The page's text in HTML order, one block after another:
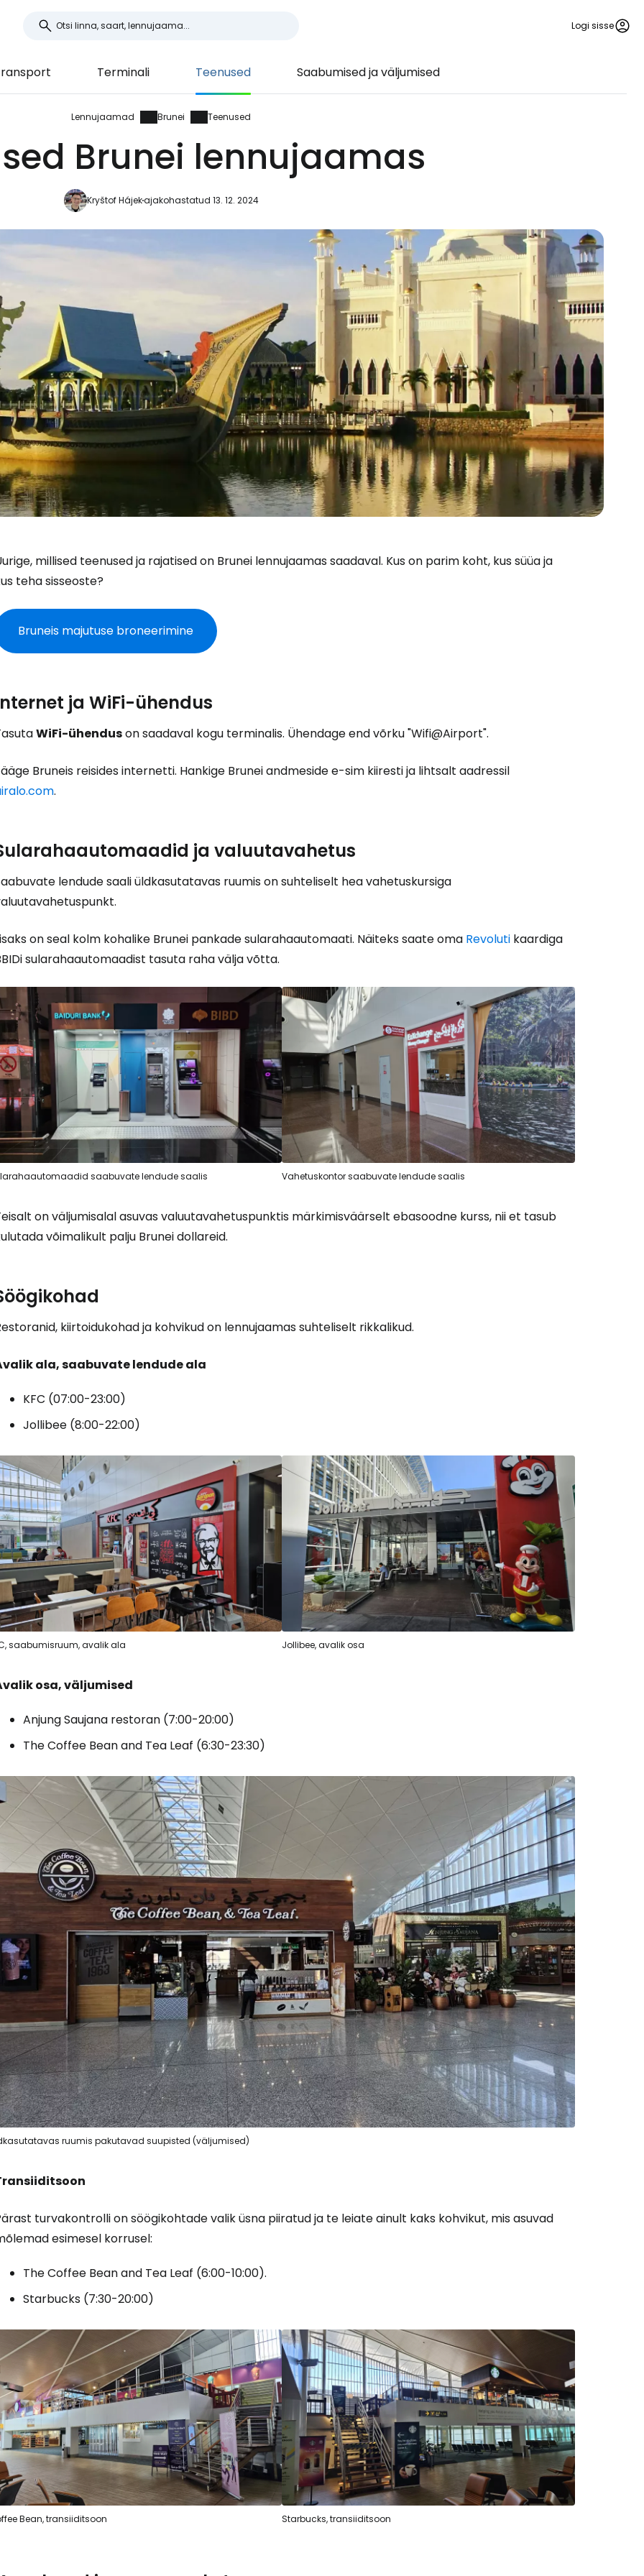
Logi sisse
Terminali Teenused Saabumised ja väljumised
Lennujaamad Brunei Teenused
Brunei lennujaamas
Kryštof Hájekajakohastatud 13. 12. 2024
millised teenused ja rajatised on Brunei lennujaamas saadaval. Kus on parim koht, kus süüa ja
teha sisseoste?
Bruneis majutuse broneerimine
ja WiFi-ühendus
WiFi-ühenduson saadaval kogu terminalis. Ühendage end võrku "Wifi@Airport".
Bruneis reisides internetti. Hankige Brunei andmeside e-sim kiiresti ja lihtsalt aadressil
.
ja valuutavahetus
lendude saali üldkasutatavas ruumis on suhteliselt hea vahetuskursiga
on seal kolm kohalike Brunei pankade sularahaautomaati. Näiteks saate oma Revoluti kaardiga
sularahaautomaadist tasuta raha välja võtta.
saabuvate lendude saalis Vahetuskontor saabuvate lendude saalis
on väljumisalal asuvas valuutavahetuspunktis märkimisväärselt ebasoodne kurss, nii et tasub
võimalikult palju Brunei dollareid.
kiirtoidukohad ja kohvikud on lennujaamas suhteliselt rikkalikud.
ala, saabuvate lendude ala
KFC (07:00-23:00)
Jollibee (8:00-22:00)
saabumisruum, avalik ala Jollibee, avalik osa
osa, väljumised
Anjung Saujana restoran (7:00-20:00)
The Coffee Bean and Tea Leaf (6:30-23:30)
ruumis pakutavad suupisted (väljumised)
turvakontrolli on söögikohtade valik üsna piiratud ja te leiate ainult kaks kohvikut, mis asuvad
esimesel korrusel:
The Coffee Bean and Tea Leaf (6:00-10:00).
Starbucks (7:30-20:00)
Bean, transiiditsoon Starbucks, transiiditsoon
Logi sisse Cestee'sse
... ülemaailmne reisikogukond
Jätka Facebookiga
Jätkake e-kirjaga